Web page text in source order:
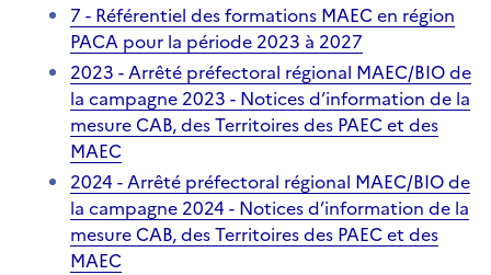
7 - Référentiel des formations MAEC en région
PACA pour la période 2023 à 2027
2023 - Arrêté préfectoral régional MAEC/BIO de
la campagne 2023 - Notices d’information de la
mesure CAB, des Territoires des PAEC et des
MAEC
2024 - Arrêté préfectoral régional MAEC/BIO de
la campagne 2024 - Notices d’information de la
mesure CAB, des Territoires des PAEC et des
MAEC